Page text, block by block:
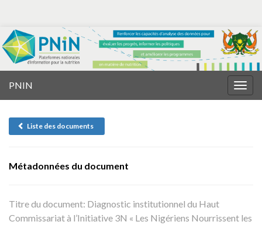
PNIN
Liste des documents
Métadonnées du document
Titre du document: Diagnostic institutionnel du Haut
Commissariat à l’Initiative 3N « Les Nigériens Nourrissent les